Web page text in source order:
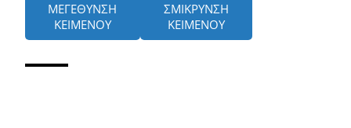
ΜΕΓΕΘΥΝΣΗ
ΚΕΙΜΕΝΟΥ
ΣΜΙΚΡΥΝΣΗ
ΚΕΙΜΕΝΟΥ